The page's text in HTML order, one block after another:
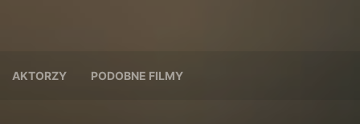
AKTORZY PODOBNE FILMY